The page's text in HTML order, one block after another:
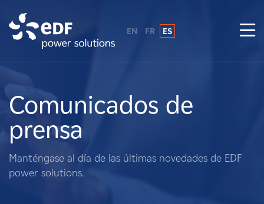
Sobre nosotros
Qué hacemos
Terratenientes
EN FR ES
Comunicados de
prensa
Manténgase al día de las últimas novedades de EDF
power solutions.